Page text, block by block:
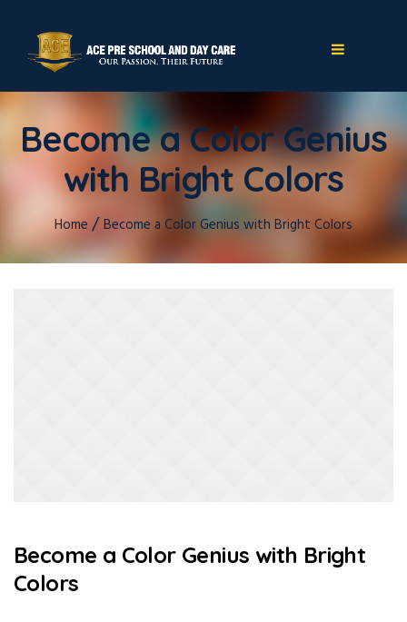
Become a Color Genius
with Bright Colors
Home /Become a Color Genius with Bright Colors
Become a Color Genius with Bright
Colors